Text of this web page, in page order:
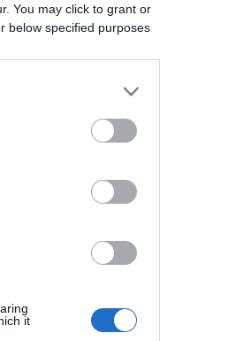
You may click to grant or
below specified purposes
it
x 4,5m - PHARMAFIORE
il fissaggio della
Non sterile. Confezionata